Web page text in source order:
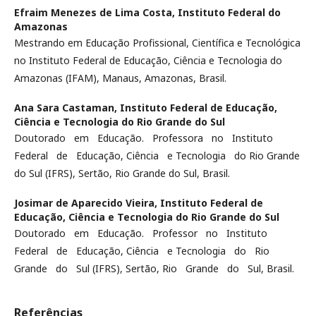
Efraim Menezes de Lima Costa, Instituto Federal do
Amazonas
Mestrando em Educação Profissional, Científica e Tecnológica
no Instituto Federal de Educação, Ciência e Tecnologia do
Amazonas (IFAM), Manaus, Amazonas, Brasil.
Ana Sara Castaman, Instituto Federal de Educação,
Ciência e Tecnologia do Rio Grande do Sul
Doutorado em Educação. Professora no Instituto
Federal de Educação, Ciência e Tecnologia do Rio Grande
do Sul (IFRS), Sertão, Rio Grande do Sul, Brasil.
Josimar de Aparecido Vieira, Instituto Federal de
Educação, Ciência e Tecnologia do Rio Grande do Sul
Doutorado em Educação. Professor no Instituto
Federal de Educação, Ciência e Tecnologia do Rio
Grande do Sul (IFRS), Sertão, Rio Grande do Sul, Brasil.
Referências